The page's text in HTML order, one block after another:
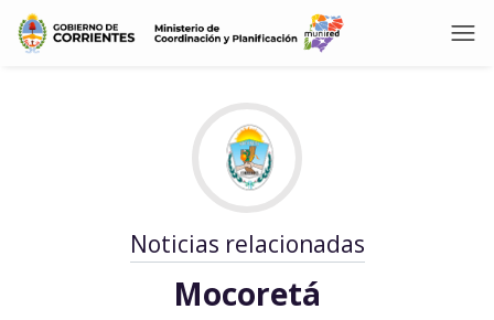
Noticias relacionadas
Mocoretá